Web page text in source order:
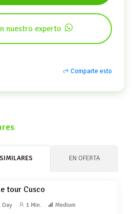
nuestro experto
Comparte esto
SIMILARES EN OFERTA
tour Cusco
Day 1 Min. Medium